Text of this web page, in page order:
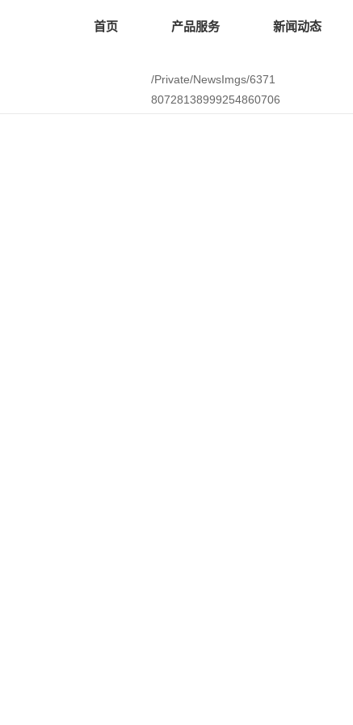
首页 产品服务 新闻动态
/Private/NewsImgs/6371
80728138999254860706